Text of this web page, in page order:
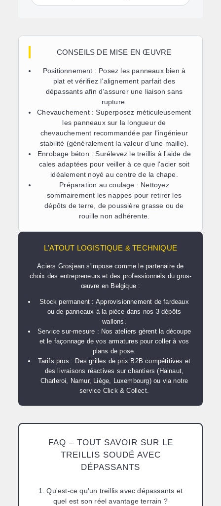
CONSEILS DE MISE EN ŒUVRE
Positionnement : Posez les panneaux bien à
plat et vérifiez l’alignement parfait des
dépassants afin d’assurer une liaison sans
rupture.
Chevauchement : Superposez méticuleusement
les panneaux sur la longueur de
chevauchement recommandée par l'ingénieur
stabilité (généralement la valeur d'une maille).
Enrobage béton : Surélevez le treillis à l'aide de
cales adaptées pour veiller à ce que l'acier soit
idéalement noyé au centre de la chape.
Préparation au coulage : Nettoyez
sommairement les nappes pour retirer les
dépôts de terre, de poussière grasse ou de
rouille non adhérente.
L'ATOUT LOGISTIQUE & TECHNIQUE
Aciers Grosjean s'impose comme le partenaire de
choix des entrepreneurs et des professionnels du gros-
œuvre en Belgique :
Stock permanent : Approvisionnement de fardeaux
ou de panneaux à la pièce dans nos 3 dépôts
wallons.
Service sur-mesure : Nos ateliers gèrent la découpe
et le façonnage de vos armatures pour coller à vos
plans de pose.
Tarifs pros : Des grilles de prix B2B compétitives et
des livraisons réactives sur chantiers (Hainaut,
Charleroi, Namur, Liège, Luxembourg) ou via notre
service Click & Collect.
FAQ – TOUT SAVOIR SUR LE
TREILLIS SOUDÉ AVEC
DÉPASSANTS
1. Qu'est-ce qu'un treillis avec dépassants et
quel est son réel avantage terrain ?